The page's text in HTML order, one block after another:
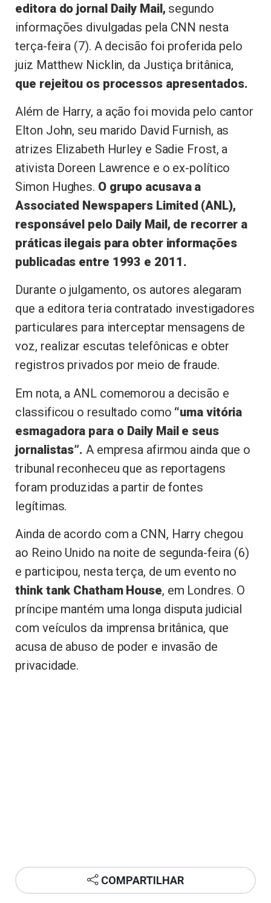
editora do jornal Daily Mail, segundo
informações divulgadas pela CNN nesta
terça-feira (7). A decisão foi proferida pelo
juiz Matthew Nicklin, da Justiça britânica,
que rejeitou os processos apresentados.
Além de Harry, a ação foi movida pelo cantor
Elton John, seu marido David Furnish, as
atrizes Elizabeth Hurley e Sadie Frost, a
ativista Doreen Lawrence e o ex-político
Simon Hughes. O grupo acusava a
Associated Newspapers Limited (ANL),
responsável pelo Daily Mail, de recorrer a
práticas ilegais para obter informações
publicadas entre 1993 e 2011.
Durante o julgamento, os autores alegaram
que a editora teria contratado investigadores
particulares para interceptar mensagens de
voz, realizar escutas telefônicas e obter
registros privados por meio de fraude.
Em nota, a ANL comemorou a decisão e
classificou o resultado como “uma vitória
esmagadora para o Daily Mail e seus
jornalistas”. A empresa afirmou ainda que o
tribunal reconheceu que as reportagens
foram produzidas a partir de fontes
legítimas.
Ainda de acordo com a CNN, Harry chegou
ao Reino Unido na noite de segunda-feira (6)
e participou, nesta terça, de um evento no
think tank Chatham House, em Londres. O
príncipe mantém uma longa disputa judicial
com veículos da imprensa britânica, que
acusa de abuso de poder e invasão de
privacidade.
COMPARTILHAR